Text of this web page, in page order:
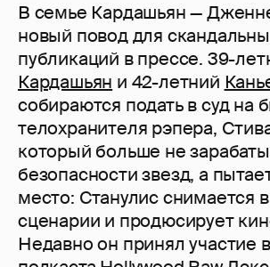
В семье Кардашьян —
новый повод для
публикаций в прессе. 39-
Кардашьян и 42-летний
собираются подать в суд на
телохранителя рэпера,
который больше не
безопасности звезд, а
место: Станулис снимается
сценарии и продюсирует
Недавно он принял участие